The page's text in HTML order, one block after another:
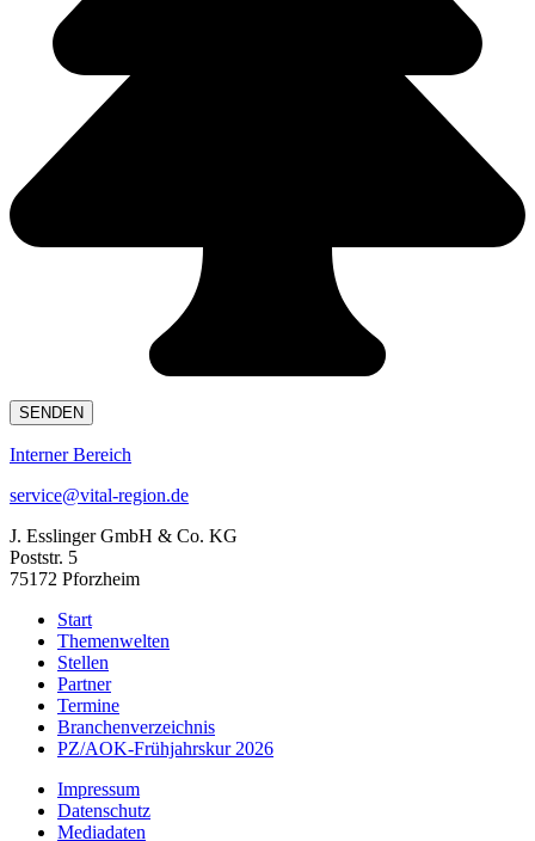
Interner Bereich
service@vital-region.de
J. Esslinger GmbH & Co. KG
Poststr. 5
75172 Pforzheim
Start
Themenwelten
Stellen
Partner
Termine
Branchenverzeichnis
PZ/AOK-Frühjahrskur 2026
Impressum
Datenschutz
Mediadaten